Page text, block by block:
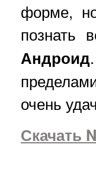
форме,
познать
Андроид
очень
Скачать